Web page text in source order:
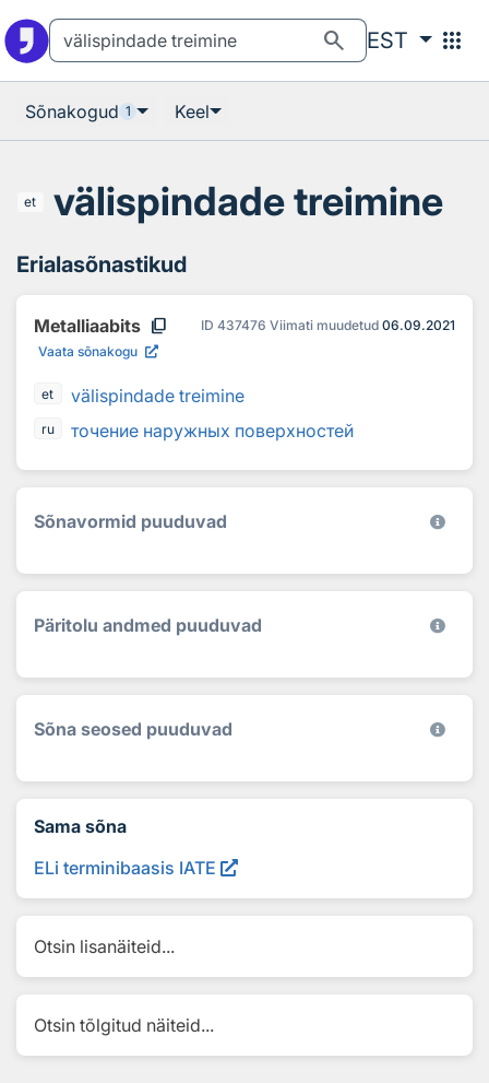
search EST apps
Sõnakogud 1 Keel
et välispindade treimine
Erialasõnastikud
Metalliaabits content_copy ID 437476 Viimati muudetud 06.09.2021
Vaata sõnakogu
et välispindade treimine
ru точение наружных поверхностей
Sõnavormid puuduvad
Päritolu andmed puuduvad
Sõna seosed puuduvad
Sama sõna
ELi terminibaasis IATE
Otsin lisanäiteid...
Otsin tõlgitud näiteid...